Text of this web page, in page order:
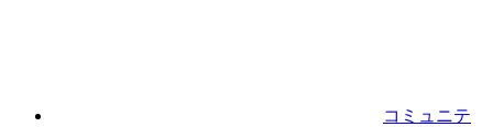
コミュニテ